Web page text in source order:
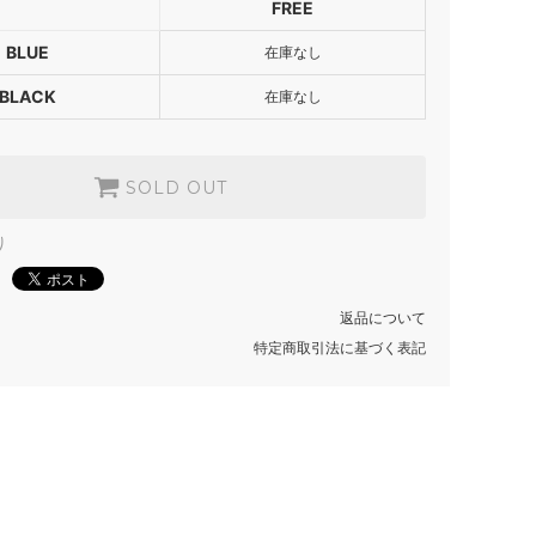
FREE
BLUE 在庫なし
BLACK 在庫なし
SOLD OUT
返品について
特定商取引法に基づく表記